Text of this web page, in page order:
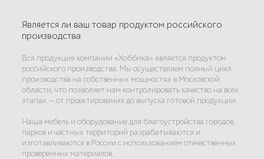
Является ли ваш товар продуктом российского
производства
Вся продукция компании «Хоббика» является продуктом
российского производства. Мы осуществляем полный цикл
производства на собственных мощностях в Московской
области, что позволяет нам контролировать качество на всех
этапах — от проектирования до выпуска готовой продукции.
Наша мебель и оборудование для благоустройства городов,
парков и частных территорий разрабатываются и
изготавливаются в России с использованием отечественных
проверенных материалов.